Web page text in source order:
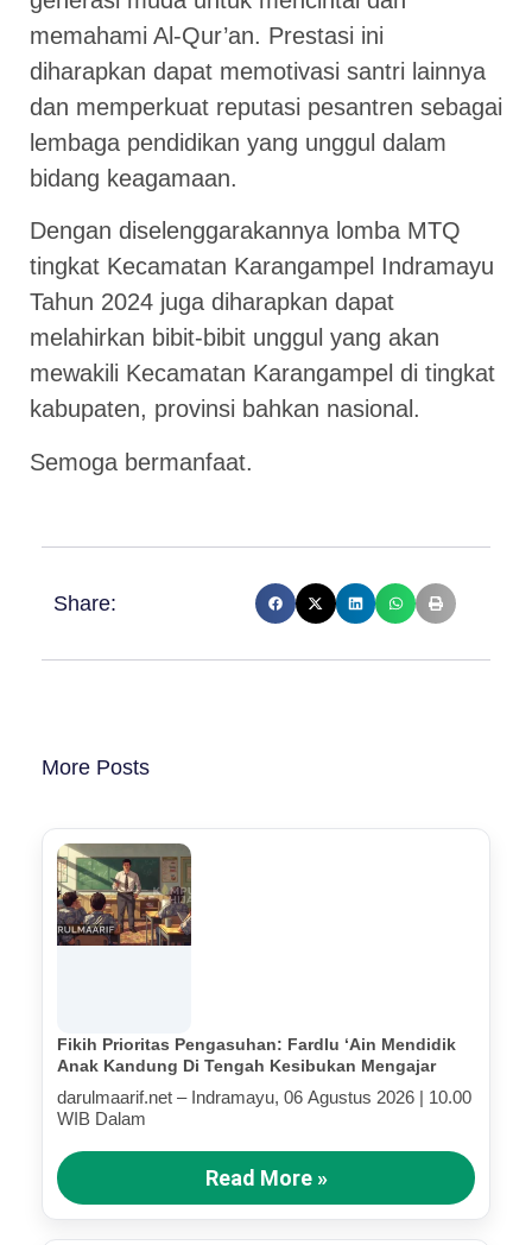
memahami Al-Qur’an. Prestasi ini
diharapkan dapat memotivasi santri lainnya
dan memperkuat reputasi pesantren sebagai
lembaga pendidikan yang unggul dalam
bidang keagamaan.
Dengan diselenggarakannya lomba MTQ
tingkat Kecamatan Karangampel Indramayu
Tahun 2024 juga diharapkan dapat
melahirkan bibit-bibit unggul yang akan
mewakili Kecamatan Karangampel di tingkat
kabupaten, provinsi bahkan nasional.
Semoga bermanfaat.
Share:
More Posts
Fikih Prioritas Pengasuhan: Fardlu ‘Ain Mendidik
Anak Kandung Di Tengah Kesibukan Mengajar
darulmaarif.net – Indramayu, 06 Agustus 2026 | 10.00
WIB Dalam
Read More »